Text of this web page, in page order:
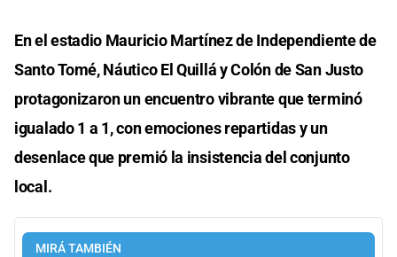
En el estadio Mauricio Martínez de Independiente de
Santo Tomé, Náutico El Quillá y Colón de San Justo
protagonizaron un encuentro vibrante que terminó
igualado 1 a 1, con emociones repartidas y un
desenlace que premió la insistencia del conjunto
local.
MIRÁ TAMBIÉN